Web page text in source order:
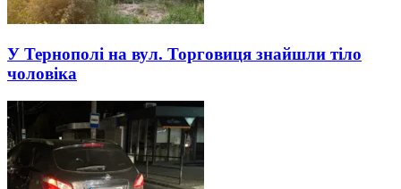
У Тернополі на вул. Торговиця знайшли тіло
чоловіка